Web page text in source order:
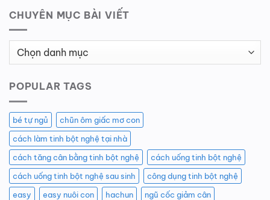
CHUYÊN MỤC BÀI VIẾT
Chuyên
Viết
POPULAR TAGS
bé tự ngủ
chũn ôm giấc mơ con
cách làm tinh bột nghệ tại nhà
cách tăng cân bằng tinh bột nghệ
cách uống tinh bột nghệ
cách uống tinh bột nghệ sau sinh
công dụng tinh bột nghệ
easy
easy nuôi con hachun
ngũ cốc giảm cân